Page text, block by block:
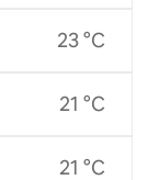
23 °C
21 °C
21 °C